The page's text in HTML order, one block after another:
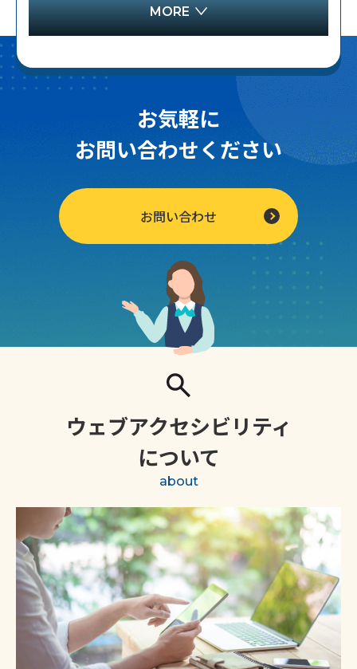
MORE
お気軽に
お問い合わせください
お問い合わせ
ウェブアクセシビリティ
について
about